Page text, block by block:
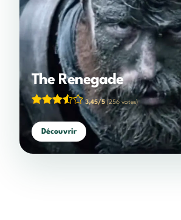
The Renegade
3,45/5 (256 votes)
Découvrir